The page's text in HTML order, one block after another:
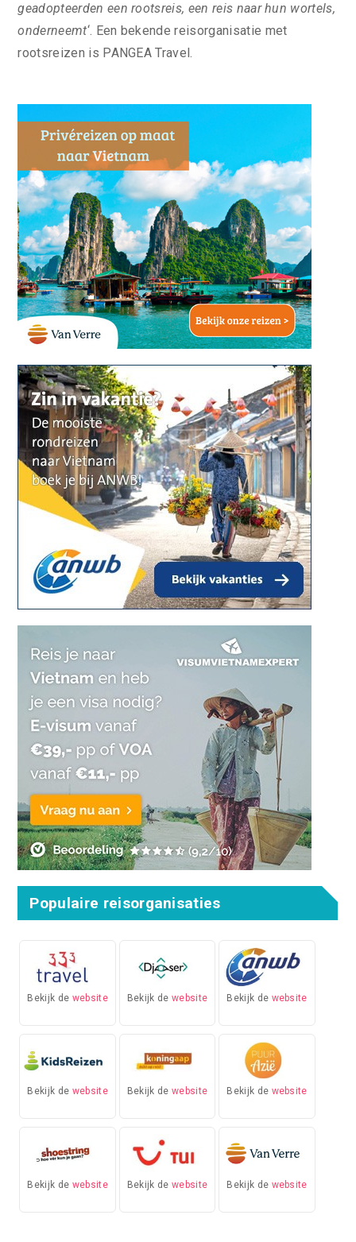
geadopteerden een rootsreis, een reis naar hun wortels,
onderneemt‘. Een bekende reisorganisatie met
rootsreizen is PANGEA Travel.
Populaire reisorganisaties
Bekijk de website Bekijk dewebsite Bekijk de website
Bekijk de website Bekijk dewebsite Bekijk de website
Bekijk de website Bekijk dewebsite Bekijk de website